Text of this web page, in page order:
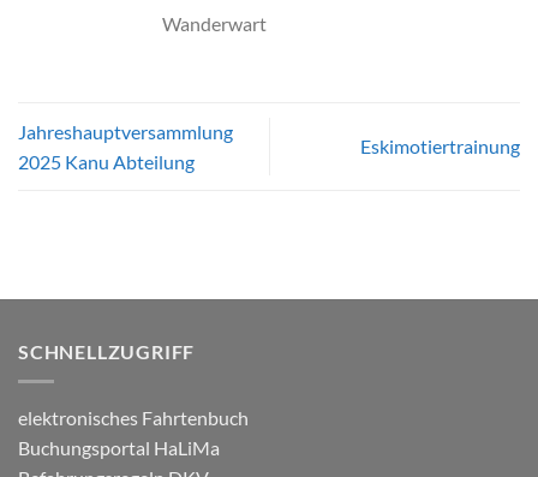
Wanderwart
Jahreshauptversammlung
2025 Kanu Abteilung
Eskimotiertrainung
SCHNELLZUGRIFF
elektronisches Fahrtenbuch
Buchungsportal HaLiMa